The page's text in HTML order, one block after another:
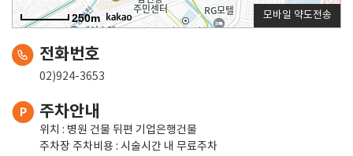
모바일 약도전송
250m
전화번호
02)924-3653
주차안내
위치 : 병원 건물 뒤편 기업은행건물
주차장 주차비용 : 시술시간 내 무료주차